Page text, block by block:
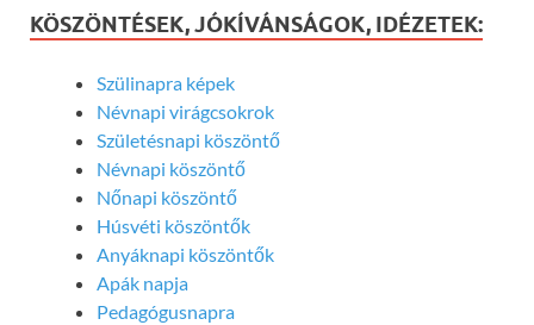
KÖSZÖNTÉSEK, JÓKÍVÁNSÁGOK, IDÉZETEK:
Szülinapra képek
Névnapi virágcsokrok
Születésnapi köszöntő
Névnapi köszöntő
Nőnapi köszöntő
Húsvéti köszöntők
Anyáknapi köszöntők
Apák napja
Pedagógusnapra